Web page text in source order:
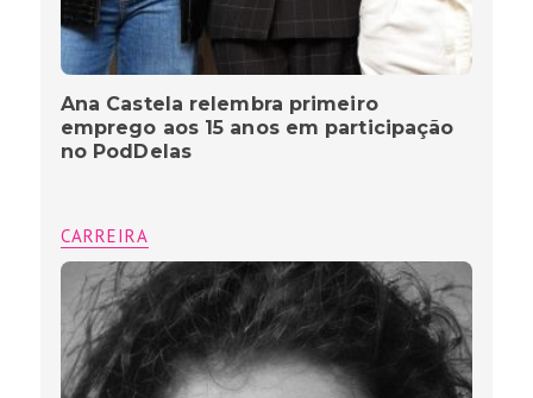
Ana Castela relembra primeiro
emprego aos 15 anos em participação
no PodDelas
CARREIRA